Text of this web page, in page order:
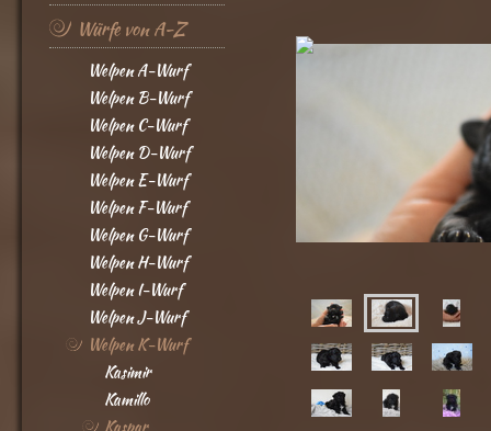
Würfe von A-Z
Welpen A-Wurf
Welpen B-Wurf
Welpen C-Wurf
Welpen D-Wurf
Welpen E-Wurf
Welpen F-Wurf
Welpen G-Wurf
Welpen H-Wurf
Welpen I-Wurf
Welpen J-Wurf
Welpen K-Wurf
Kasimir
Kamillo
Kaspar